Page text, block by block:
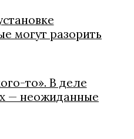
могут разорить
то». В деле
— неожиданные